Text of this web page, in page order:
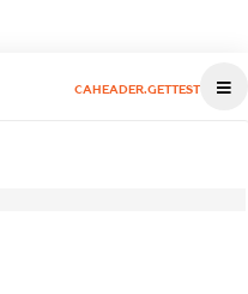
CAHEADER.GETTEST